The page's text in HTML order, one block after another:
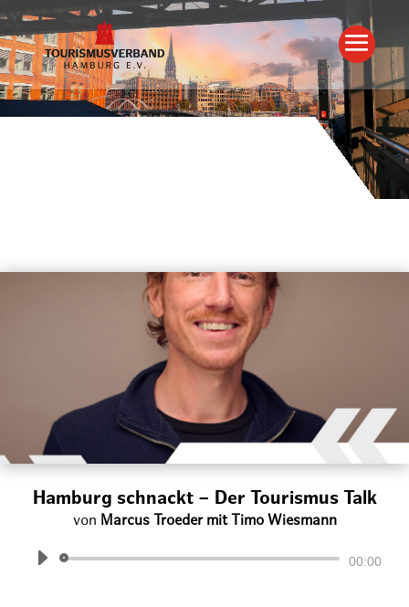
Hamburg schnackt – Der Tourismus Talk
von Marcus Troeder mit Timo Wiesmann
Audio-
00:00